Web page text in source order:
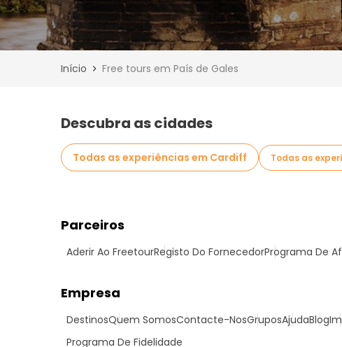
Início Free tours em País de Gales
Descubra as cidades
Todas as experiências em Cardiff Todas as
Parceiros
Aderir Ao FreetourRegisto Do FornecedorPrograma De
Empresa
DestinosQuem SomosContacte-NosGruposAjudaBlog
Programa De Fidelidade